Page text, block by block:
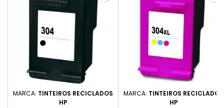
MARCA: TINTEIROS RECICLADOS
HP
MARCA: TINTEIROS RECICLADOS
HP